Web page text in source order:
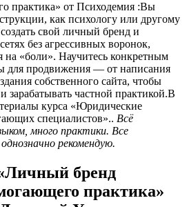
практика» от Психодемия :Вы
как психологу или другому
свой личный бренд и
без агрессивных воронок,
на «боли». Научитесь конкретным
для продвижения — от написания
собственного сайта, чтобы
зарабатывать частной практикой.В
курса «Юридические
специалистов».. Всё
много практики. Все
рекомендую.
бренд
практика»